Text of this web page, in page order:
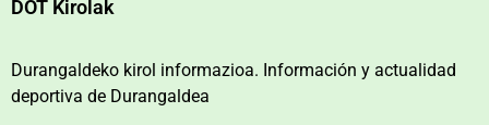
DOT Kirolak
Durangaldeko kirol informazioa. Información y actualidad
deportiva de Durangaldea